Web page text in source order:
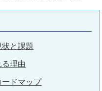
と課題
る理由
ードマップ